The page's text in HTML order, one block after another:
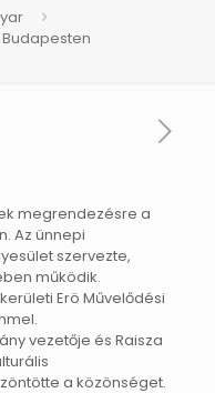
megrendezésre a
Az ünnepi
szervezte,
működik.
Erö Művelődési
vezetője és Raisza
a közönséget.